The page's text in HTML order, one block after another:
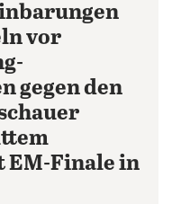
vor
gegen den
EM-Finale in